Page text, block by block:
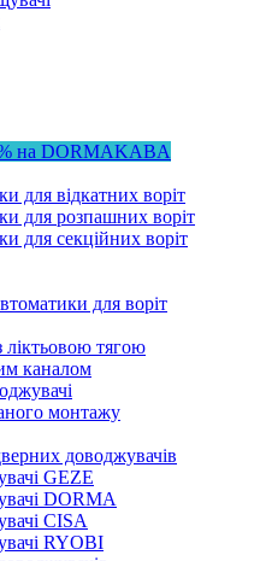
на DORMAKABA
для відкатних воріт
для розпашних воріт
для секційних воріт
для воріт
ліктьовою тягою
каналом
монтажу
доводжувачів
GEZE
DORMA
CISA
RYOBI